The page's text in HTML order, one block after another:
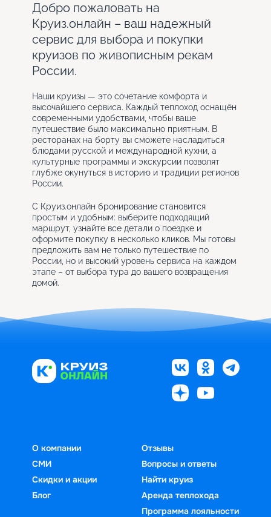
Добро пожаловать на
Круиз.онлайн – ваш надежный
сервис для выбора и покупки
круизов по живописным рекам
России.
Наши круизы — это сочетание комфорта и
высочайшего сервиса. Каждый теплоход оснащён
современными удобствами, чтобы ваше
путешествие было максимально приятным. В
ресторанах на борту вы сможете насладиться
блюдами русской и международной кухни, а
культурные программы и экскурсии позволят
глубже окунуться в историю и традиции регионов
России.
С Круиз.онлайн бронирование становится
простым и удобным: выберите подходящий
маршрут, узнайте все детали о поездке и
оформите покупку в несколько кликов. Мы готовы
предложить вам не только путешествие по
России, но и высокий уровень сервиса на каждом
этапе – от выбора тура до вашего возвращения
домой.
О компании
СМИ
Скидки и акции
Блог
Отзывы
Вопросы и ответы
Найти круиз
Аренда теплохода
Программа лояльности